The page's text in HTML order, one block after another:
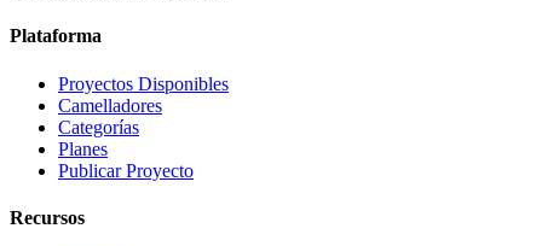
Plataforma
Proyectos Disponibles
Camelladores
Categorías
Planes
Publicar Proyecto
Recursos